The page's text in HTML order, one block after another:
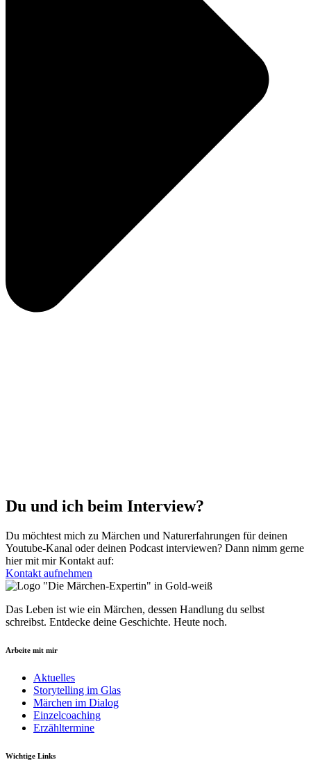
Du und ich beim Interview?
Du möchtest mich zu Märchen und Natur­er­fahr­ungen für deinen
Youtube-Kanal oder deinen Podcast interviewen? Dann nimm gerne
hier mit mir Kontakt auf:
Kontakt aufnehmen
Das Leben ist wie ein Märchen, dessen Hand­lung du selbst
schreibst. Entdecke deine Geschichte. Heute noch.
Arbeite mit mir
Aktuelles
Storytelling im Glas
Märchen im Dialog
Einzelcoaching
Erzähltermine
Wichtige Links